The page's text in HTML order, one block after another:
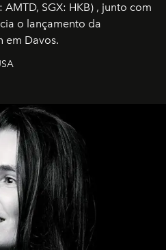
AMTD, SGX: HKB) , junto com
o lançamento da
em Davos.